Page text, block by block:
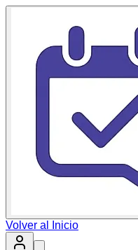
Volver al Inicio